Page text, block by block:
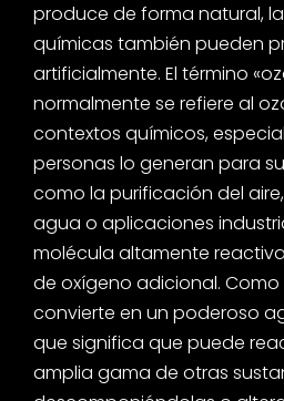
produce de forma natural,
químicas también pueden
artificialmente. El término
normalmente se refiere al
contextos químicos,
personas lo generan para
como la purificación del
agua o aplicaciones
molécula altamente
de oxígeno adicional. Como
convierte en un poderoso
que significa que puede
amplia gama de otras